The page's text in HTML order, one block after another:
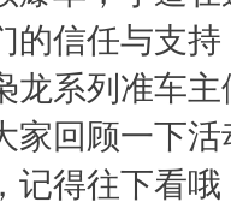
的信任与支
龙系列准车
家回顾一下
，记得往下看